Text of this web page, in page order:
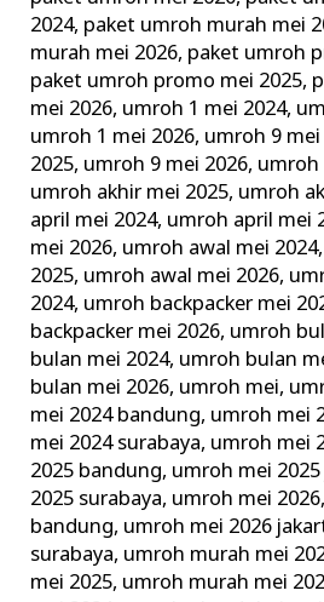
2024, paket umroh murah mei
murah mei 2026, paket umroh
paket umroh promo mei 2025,
mei 2026, umroh 1 mei 2024,
umroh 1 mei 2026, umroh 9 mei
2025, umroh 9 mei 2026, umroh
umroh akhir mei 2025, umroh
april mei 2024, umroh april mei
mei 2026, umroh awal mei 2024,
2025, umroh awal mei 2026,
2024, umroh backpacker mei
backpacker mei 2026, umroh
bulan mei 2024, umroh bulan
bulan mei 2026, umroh mei,
mei 2024 bandung, umroh mei
mei 2024 surabaya, umroh mei
2025 bandung, umroh mei
2025 surabaya, umroh mei 2026,
bandung, umroh mei 2026
surabaya, umroh murah mei
mei 2025, umroh murah mei